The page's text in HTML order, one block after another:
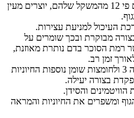
סופגים וסופחים מים פי 12 מהמשקל שלהם, יוצרים מעין
העיכול למניעת עצירות.
מבוקרת ובכך שומרים על
רמת הסוכר בדם נותרת מאוזנת,
זמן רב.
הם מהווים מקור חשוב לאומגה 3 ולחומצות שומן נוספות החיוניות
בצורה יעילה.
והסידן.
ומשפרים את החיוניות והמראה